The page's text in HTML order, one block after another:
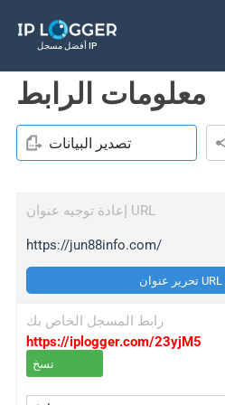
أفضل مسجل IP
معلومات الرابط
تصدير البيانات
إعادة توجيه عنوان URL
https://jun88info.com/
رابط المسجل الخاص بك
https://iplogger.com/23yjM5
نسخ